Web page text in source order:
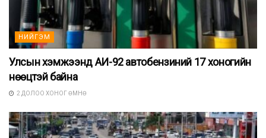
НИЙГЭМ
Улсын хэмжээнд АИ-92 автобензиний 17 хоногийн
нөөцтэй байна
2 ДОЛОО ХОНОГ ӨМНӨ